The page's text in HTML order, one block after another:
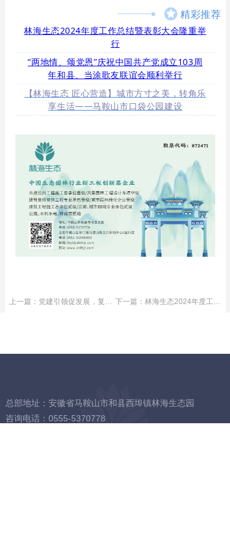
精彩推荐
林海生态2024年度工作总结暨表彰大会隆重举
行
“两地情、颂党恩”庆祝中国共产党成立103周
年和县、当涂歌友联谊会顺利举行
【林海生态 匠心营造】城市方寸之美，转角乐
享生活——马鞍山市口袋公园建设
总部地址：安徽省马鞍山市和县西埠镇林海生态园
咨询电话：0555-5370778